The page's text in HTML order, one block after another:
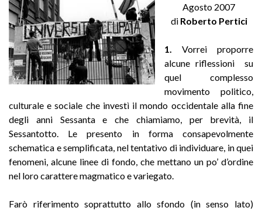
Agosto 2007
di Roberto Pertici
1. Vorrei proporre
alcune riflessioni su
quel complesso
movimento politico,
culturale e sociale che investì il mondo occidentale alla fine
degli anni Sessanta e che chiamiamo, per brevità, il
Sessantotto. Le presento in forma consapevolmente
schematica e semplificata, nel tentativo di individuare, in quei
fenomeni, alcune linee di fondo, che mettano un po’ d’ordine
nel loro carattere magmatico e variegato.
Farò riferimento soprattutto allo sfondo (in senso lato)